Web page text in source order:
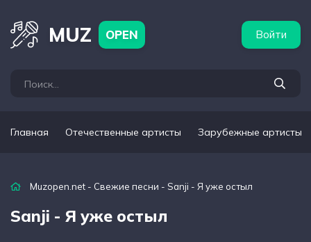
MUZ OPEN Войти
Главная Отечественные артисты Зарубежные артисты
Muzopen.net - Свежие песни - Sanji - Я уже остыл
Sanji - Я уже остыл
артисты Популярные подборки